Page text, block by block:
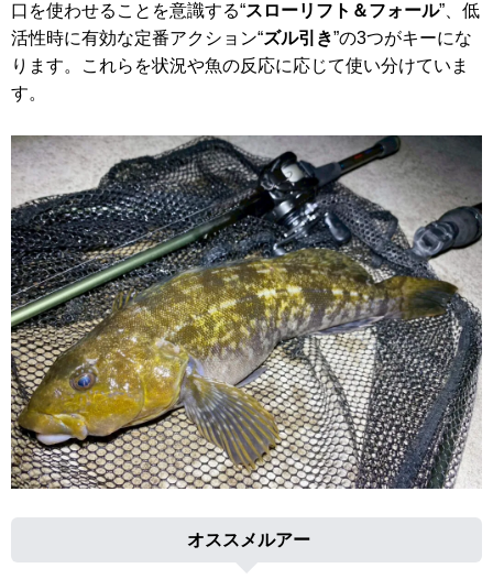
口を使わせることを意識する“スローリフト＆フォール”、低
活性時に有効な定番アクション“ズル引き”の3つがキーにな
ります。これらを状況や魚の反応に応じて使い分けていま
す。
オススメルアー